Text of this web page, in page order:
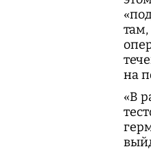
там,
на
«В